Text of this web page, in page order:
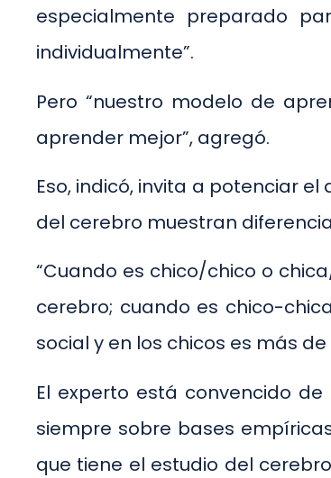
especialmente preparado
individualmente”.
Pero “nuestro modelo de
aprender mejor”, agregó.
Eso, indicó, invita a potenciar
del cerebro muestran
“Cuando es chico/chico o
cerebro; cuando es chico-
social y en los chicos es más
El experto está convencido
siempre sobre bases
que tiene el estudio del